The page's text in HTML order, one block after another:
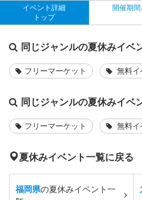
イベント詳細
トップ
開催期
同じジャンルの夏休みイベ
フリーマーケット 無料イ
同じジャンルの夏休みイベ
フリーマーケット 無料イ
夏休みイベント一覧に戻る
福岡県の夏休みイベント一